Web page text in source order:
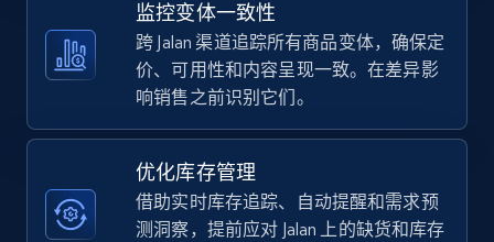
URL, Title, Available, Description, Currency, Initial
price, Final price, Discount percent, and more.
TikTok Shop - category
监控变体一致性
跨 Jalan 渠道追踪所有商品变体，确保定
价、可用性和内容呈现一致。在差异影
响销售之前识别它们。
优化库存管理
借助实时库存追踪、自动提醒和需求预
测洞察，提前应对 Jalan 上的缺货和库存